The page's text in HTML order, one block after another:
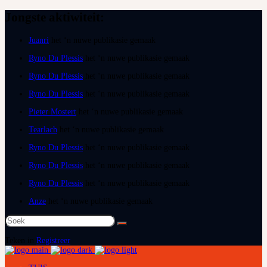
Juanri
Ryno Du Plessis
Ryno Du Plessis
Ryno Du Plessis
Pieter Mostert
Tearlach
Ryno Du Plessis
Ryno Du Plessis
Ryno Du Plessis
Anze
Soek
na:
Registreer